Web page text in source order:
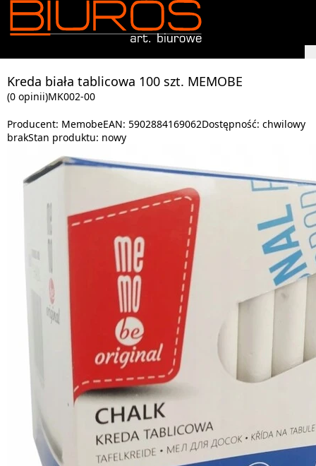
Kreda biała tablicowa 100 szt. MEMOBE
(0 opinii)MK002-00
Producent: MemobeEAN: 5902884169062Dostępność: chwilowy
brakStan produktu: nowy